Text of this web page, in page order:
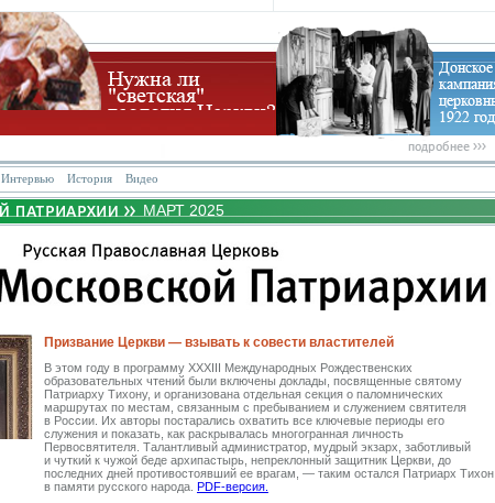
Интервью История Видео
МАРТ 2025
Призвание Церкви — взывать к совести властителей
В этом году в программу XXXIII Международных Рождественских
образовательных чтений были включены доклады, посвященные святому
Патриарху Тихону, и ­организована отдельная секция о паломнических
маршрутах по местам, связан­ным с пребыванием и служением святителя
в России. Их авторы постарались охватить все ключевые периоды его
служения и показать, как раскрывалась многогранная личность
Первосвятителя. Талантливый администратор, мудрый экзарх, заботливый
и чуткий к чужой беде архипастырь, непреклонный защитник Церкви, до
последних дней противостоявший ее врагам, — таким остался Патриарх Тихон
в памяти русского народа. PDF-версия.